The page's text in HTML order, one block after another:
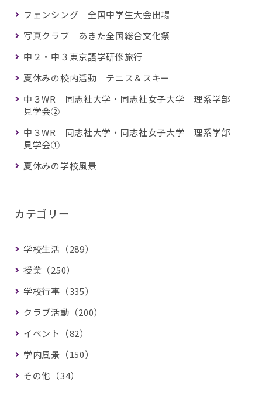
フェンシング 全国中学生大会出場
写真クラブ あきた全国総合文化祭
中２・中３東京語学研修旅行
夏休みの校内活動 テニス＆スキー
中３WR 同志社大学・同志社女子大学 理系学部
見学会②
中３WR 同志社大学・同志社女子大学 理系学部
見学会①
夏休みの学校風景
カテゴリー
学校生活（289）
授業（250）
学校行事（335）
クラブ活動（200）
イベント（82）
学内風景（150）
その他（34）